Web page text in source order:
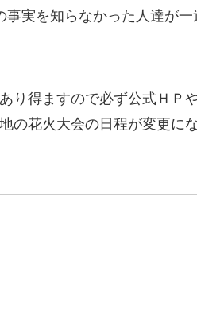
実を知らなかった人達が
り得ますので必ず公式ＨＰ
の花火大会の日程が変更に